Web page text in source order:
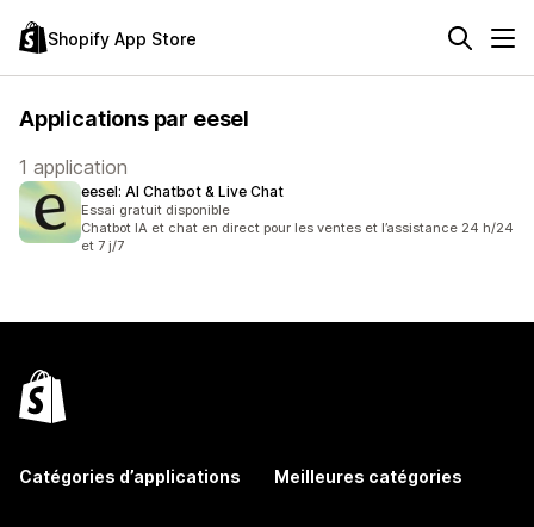
Shopify App Store
Applications par eesel
1 application
eesel: AI Chatbot & Live Chat
Essai gratuit disponible
Chatbot IA et chat en direct pour les ventes et l’assistance 24 h/24
et 7 j/7
Catégories d’applications Meilleures catégories